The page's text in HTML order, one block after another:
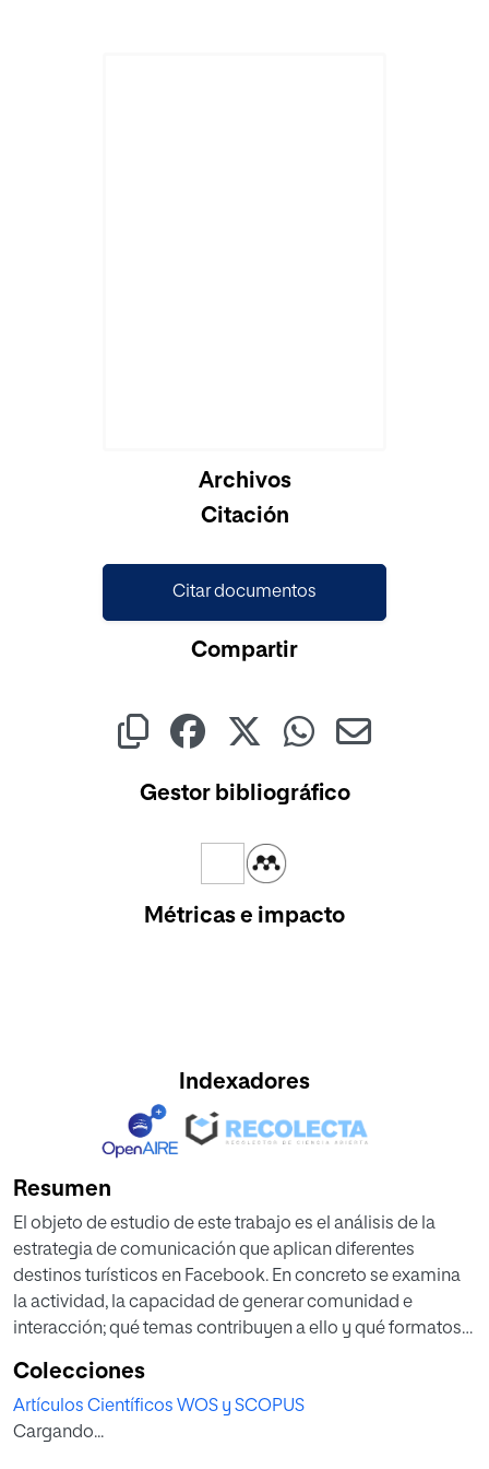
Cargando...Archivos
Citación
Citar documentos
Compartir
Gestor bibliográfico
Métricas e impacto
Indexadores
Resumen
El objeto de estudio de este trabajo es el análisis de la
estrategia de comunicación que aplican diferentes
destinos turísticos en Facebook. En concreto se examina
la actividad, la capacidad de generar comunidad e
interacción; qué temas contribuyen a ello y qué formatos
pueden lograr un mayor rendimiento de su presencia en
los medios sociales. Como técnica metodológica, se
propone el análisis de contenido de las páginas oficiales
Colecciones
Artículos Científicos WOS y SCOPUS
Cargando...